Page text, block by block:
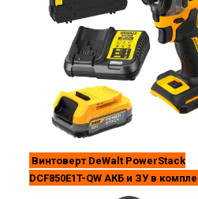
Винтоверт DeWalt PowerStack
DCF850E1T-QW АКБ и ЗУ в